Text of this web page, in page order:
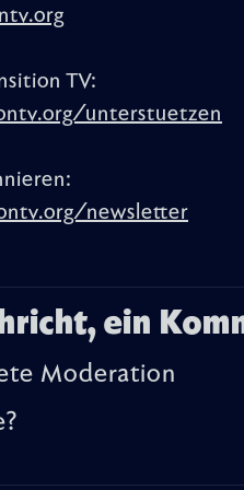
TV:
unterstuetzen
newsletter
ein
Moderation